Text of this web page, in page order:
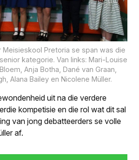
Meisieskool Pretoria se span was die
kategorie. Van links: Mari-Louise
Anja Botha, Dané van Graan,
Alana Bailey en Nicolene Müller.
uit na die verdere
kompetisie en die rol wat dit sal
van jong debatteerders se volle
af.